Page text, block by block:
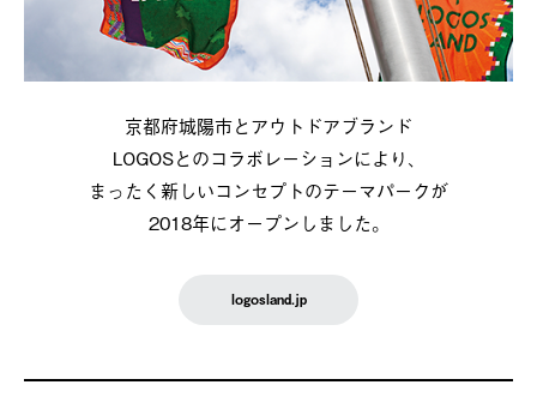
京都府城陽市とアウトドアブランド
LOGOSとのコラボレーションにより、
まったく新しいコンセプトのテーマパークが
2018年にオープンしました。
logosland.jp